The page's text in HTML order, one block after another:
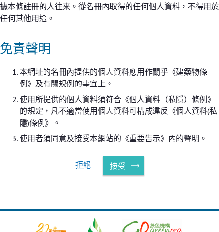
據本條註冊的人往來。從名冊內取得的任何個人資料，不得用於
任何其他用途。
免責聲明
本網址的名冊內提供的個人資料應用作關乎《建築物條
例》及有關規例的事宜上。
使用所提供的個人資料須符合《個人資料（私隱）條例》
的規定，凡不適當使用個人資料可構成違反《個人資料(私
隱)條例》。
使用者須同意及接受本網站的《重要告示》內的聲明。
拒絕 接受